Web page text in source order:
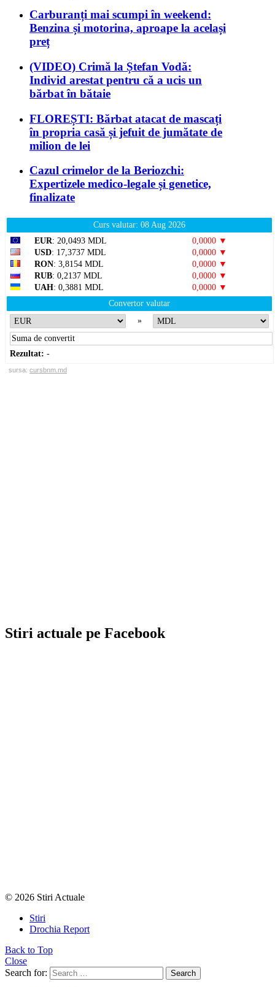
Carburanți mai scumpi în weekend:
Benzina și motorina, aproape la același
preț
(VIDEO) Crimă la Ștefan Vodă:
Individ arestat pentru că a ucis un
bărbat în bătaie
FLOREȘTI: Bărbat atacat de mascați
în propria casă și jefuit de jumătate de
milion de lei
Cazul crimelor de la Beriozchi:
Expertizele medico-legale și genetice,
finalizate
Curs valutar: 08 Aug 2026
EUR: 20,0493 MDL
0,0000 ▼
USD: 17,3737 MDL
0,0000 ▼
RON: 3,8154 MDL
0,0000 ▼
RUB: 0,2137 MDL
0,0000 ▼
UAH: 0,3881 MDL
0,0000 ▼
Convertor valutar
»
Rezultat: -
sursa: cursbnm.md
Stiri actuale pe Facebook
© 2026 Stiri Actuale
Stiri
Drochia Report
Back to Top
Close
Search for:
Search